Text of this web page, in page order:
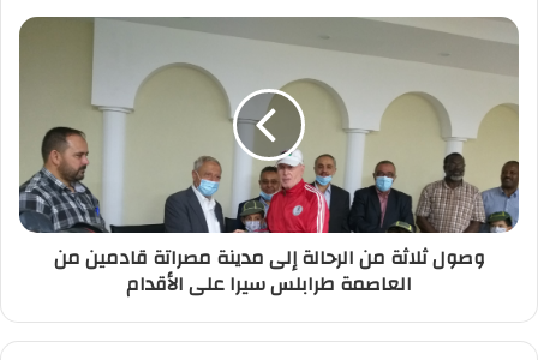
وصول ثلاثة من الرحالة إلى مدينة مصراتة قادمين من
العاصمة طرابلس سيرا على الأقدام